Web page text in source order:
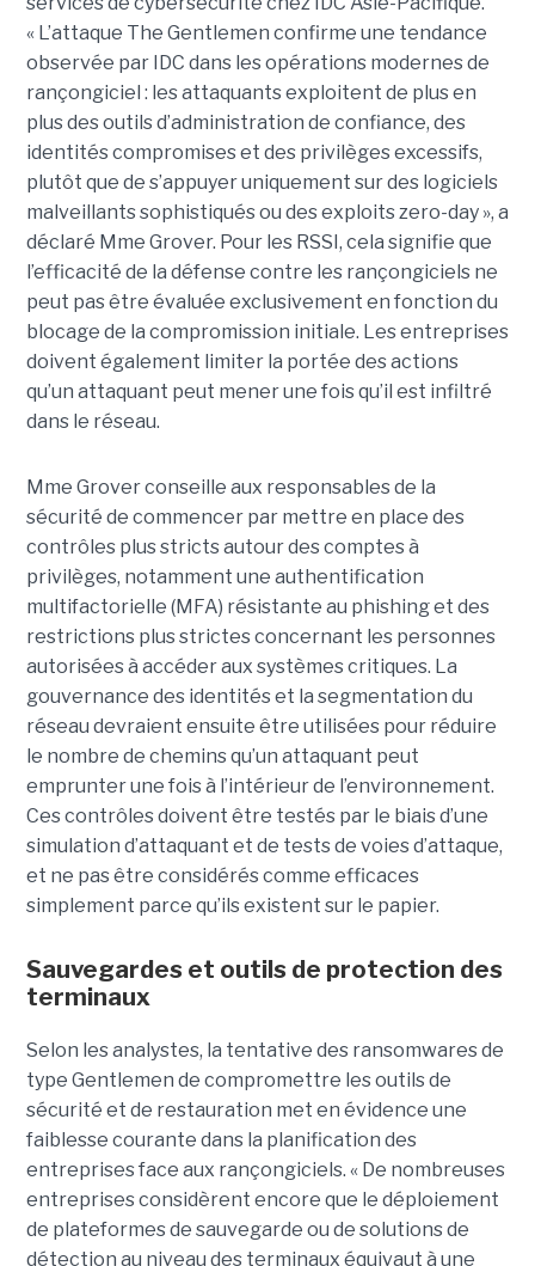
« L’attaque The Gentlemen confirme une tendance
observée par IDC dans les opérations modernes de
rançongiciel : les attaquants exploitent de plus en
plus des outils d’administration de confiance, des
identités compromises et des privilèges excessifs,
plutôt que de s’appuyer uniquement sur des logiciels
malveillants sophistiqués ou des exploits zero-day », a
déclaré Mme Grover. Pour les RSSI, cela signifie que
l’efficacité de la défense contre les rançongiciels ne
peut pas être évaluée exclusivement en fonction du
blocage de la compromission initiale. Les entreprises
doivent également limiter la portée des actions
qu’un attaquant peut mener une fois qu’il est infiltré
dans le réseau.
Mme Grover conseille aux responsables de la
sécurité de commencer par mettre en place des
contrôles plus stricts autour des comptes à
privilèges, notamment une authentification
multifactorielle (MFA) résistante au phishing et des
restrictions plus strictes concernant les personnes
autorisées à accéder aux systèmes critiques. La
gouvernance des identités et la segmentation du
réseau devraient ensuite être utilisées pour réduire
le nombre de chemins qu’un attaquant peut
emprunter une fois à l’intérieur de l’environnement.
Ces contrôles doivent être testés par le biais d’une
simulation d’attaquant et de tests de voies d’attaque,
et ne pas être considérés comme efficaces
simplement parce qu’ils existent sur le papier.
Sauvegardes et outils de protection des
terminaux
Selon les analystes, la tentative des ransomwares de
type Gentlemen de compromettre les outils de
sécurité et de restauration met en évidence une
faiblesse courante dans la planification des
entreprises face aux rançongiciels. « De nombreuses
entreprises considèrent encore que le déploiement
de plateformes de sauvegarde ou de solutions de
détection au niveau des terminaux équivaut à une